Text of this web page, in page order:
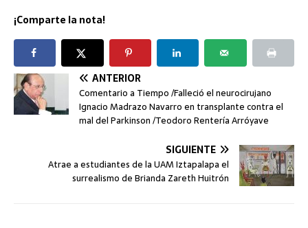
¡Comparte la nota!
ANTERIOR
Comentario a Tiempo /Falleció el neurocirujano
Ignacio Madrazo Navarro en transplante contra el
mal del Parkinson /Teodoro Rentería Arróyave
SIGUIENTE
Atrae a estudiantes de la UAM Iztapalapa el
surrealismo de Brianda Zareth Huitrón